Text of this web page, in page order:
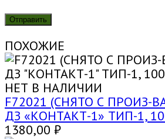
ПОХОЖИЕ
НЕТ В НАЛИЧИИ
F72021 (СНЯТО С ПРОИЗ-
ДЗ «КОНТАКТ-1» ТИП-1,
1380,00 ₽